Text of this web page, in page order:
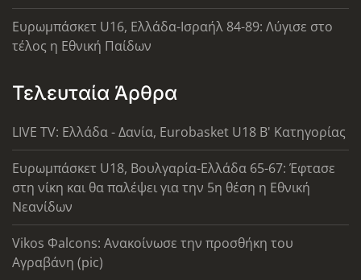
Ευρωμπάσκετ U16, Ελλάδα-Ισραήλ 84-89: Λύγισε στο
τέλος η Εθνική Παίδων
Τελευταία Άρθρα
LIVE TV: Ελλάδα - Δανία, Eurobasket U18 Β' Κατηγορίας
Ευρωμπάσκετ U18, Βουλγαρία-Ελλάδα 65-67: Έφτασε
στη νίκη και θα παλέψει για την 5η θέση η Εθνική
Νεανίδων
Vikos Φalcons: Ανακοίνωσε την προσθήκη του
Αγραβάνη (pic)